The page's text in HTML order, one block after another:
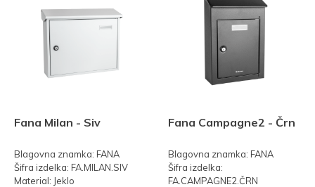
Fana Milan - Siv
Blagovna znamka: FANA
Šifra izdelka: FA.MILAN.SIV
Material: Jeklo
Fana Campagne2 - Črn
Blagovna znamka: FANA
Šifra izdelka:
FA.CAMPAGNE2.ČRN